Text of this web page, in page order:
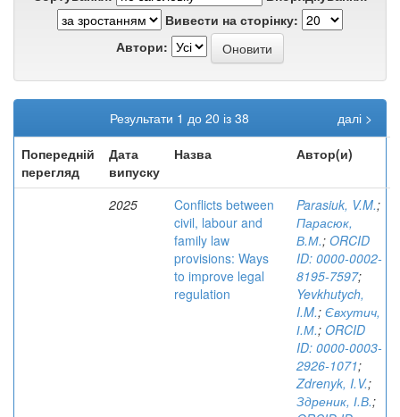
Вивести на сторінку:
Автори:
Результати 1 до 20 із 38
далі >
Попередній
перегляд
Дата
випуску
Назва Автор(и)
2025
Conflicts between
civil, labour and
family law
provisions: Ways
to improve legal
regulation
Parasiuk, V.M.;
Парасюк,
В.М.; ORCID
ID: 0000-0002-
8195-7597;
Yevkhutych,
I.M.; Євхутич,
І.М.; ORCID
ID: 0000-0003-
2926-1071;
Zdrenyk, I.V.;
Здреник, І.В.;